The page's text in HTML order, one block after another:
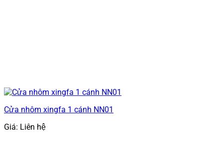
Cửa nhôm xingfa 1 cánh NN01
Giá: Liên hệ